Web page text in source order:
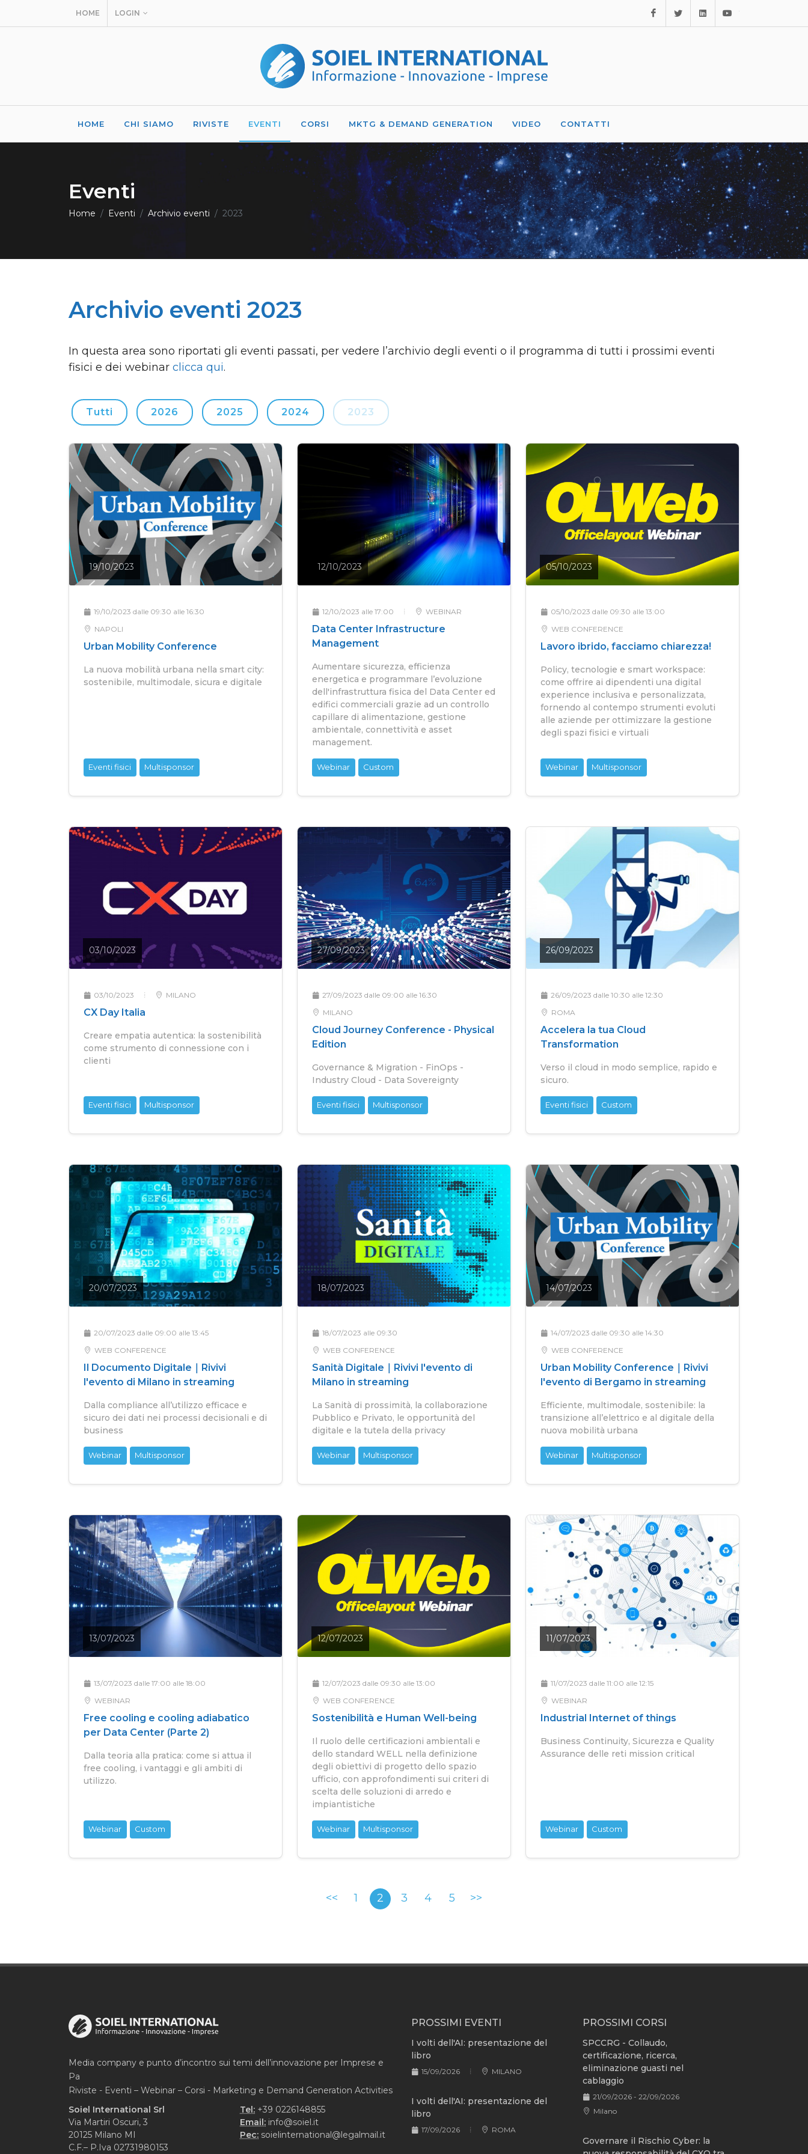
HOME LOGIN FacebookTwitter Linkedin
HOME CHI SIAMO RIVISTE EVENTI CORSI MKTG & DEMAND GENERATION VIDEO CONTATTI
Eventi
Home Eventi Archivio eventi 2023
Archivio eventi 2023
In questa area sono riportati gli eventi passati, per vedere l’archivio degli eventi o il programma di tutti i prossimi eventi
fisici e dei webinar clicca qui.
Tutti 2026 2025 2024 2023
19/10/2023
19/10/2023 dalle 09:30 alle 16:30
NAPOLI
Urban Mobility Conference
La nuova mobilità urbana nella smart city:
sostenibile, multimodale, sicura e digitale
Eventi fisici Multisponsor
12/10/2023
12/10/2023 alle 17:00 WEBINAR
Data Center Infrastructure
Management
Aumentare sicurezza, efficienza
energetica e programmare l’evoluzione
dell'infrastruttura fisica del Data Center ed
edifici commerciali grazie ad un controllo
capillare di alimentazione, gestione
ambientale, connettività e asset
management.
Webinar Custom
05/10/2023
05/10/2023 dalle 09:30 alle 13:00
WEB CONFERENCE
Lavoro ibrido, facciamo chiarezza!
Policy, tecnologie e smart workspace:
come offrire ai dipendenti una digital
experience inclusiva e personalizzata,
fornendo al contempo strumenti evoluti
alle aziende per ottimizzare la gestione
degli spazi fisici e virtuali
Webinar Multisponsor
03/10/2023
03/10/2023 MILANO
CX Day Italia
Creare empatia autentica: la sostenibilità
come strumento di connessione con i
clienti
Eventi fisici Multisponsor
27/09/2023
27/09/2023 dalle 09:00 alle 16:30
MILANO
Cloud Journey Conference - Physical
Edition
Governance & Migration - FinOps -
Industry Cloud - Data Sovereignty
Eventi fisici Multisponsor
26/09/2023
26/09/2023 dalle 10:30 alle 12:30
ROMA
Accelera la tua Cloud
Transformation
Verso il cloud in modo semplice, rapido e
sicuro.
Eventi fisici Custom
20/07/2023
20/07/2023 dalle 09:00 alle 13:45
WEB CONFERENCE
Il Documento Digitale｜Rivivi
l'evento di Milano in streaming
Dalla compliance all’utilizzo efficace e
sicuro dei dati nei processi decisionali e di
business
Webinar Multisponsor
18/07/2023
18/07/2023 alle 09:30
WEB CONFERENCE
Sanità Digitale｜Rivivi l'evento di
Milano in streaming
La Sanità di prossimità, la collaborazione
Pubblico e Privato, le opportunità del
digitale e la tutela della privacy
Webinar Multisponsor
14/07/2023
14/07/2023 dalle 09:30 alle 14:30
WEB CONFERENCE
Urban Mobility Conference｜Rivivi
l'evento di Bergamo in streaming
Efficiente, multimodale, sostenibile: la
transizione all’elettrico e al digitale della
nuova mobilità urbana
Webinar Multisponsor
13/07/2023
13/07/2023 dalle 17:00 alle 18:00
WEBINAR
Free cooling e cooling adiabatico
per Data Center (Parte 2)
Dalla teoria alla pratica: come si attua il
free cooling, i vantaggi e gli ambiti di
utilizzo.
Webinar Custom
12/07/2023
12/07/2023 dalle 09:30 alle 13:00
WEB CONFERENCE
Sostenibilità e Human Well-being
Il ruolo delle certificazioni ambientali e
dello standard WELL nella definizione
degli obiettivi di progetto dello spazio
ufficio, con approfondimenti sui criteri di
scelta delle soluzioni di arredo e
impiantistiche
Webinar Multisponsor
11/07/2023
11/07/2023 dalle 11:00 alle 12:15
WEBINAR
Industrial Internet of things
Business Continuity, Sicurezza e Quality
Assurance delle reti mission critical
Webinar Custom
<< 1 2 3 4 5 >>
Media company e punto d’incontro sui temi dell’innovazione per Imprese e
Pa
Riviste - Eventi – Webinar – Corsi - Marketing e Demand Generation Activities
Soiel International Srl
Via Martiri Oscuri, 3
20125 Milano MI
C.F.– P.Iva 02731980153
Tel: +39 0226148855
Email: info@soiel.it
Pec: soielinternational@legalmail.it
PROSSIMI EVENTI
I volti dell'AI: presentazione del
libro
15/09/2026 MILANO
I volti dell'AI: presentazione del
libro
17/09/2026 ROMA
PROSSIMI CORSI
SPCCRG - Collaudo,
certificazione, ricerca,
eliminazione guasti nel
cablaggio
21/09/2026 - 22/09/2026
Milano
Governare il Rischio Cyber: la